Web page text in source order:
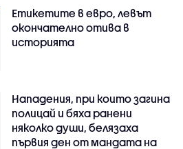
Етикетите в евро, левът
окончателно отива в
историята
Нападения, при които загина
полицай и бяха ранени
няколко души, белязаха
първия ден от мандата на